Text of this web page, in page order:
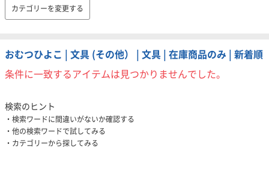
カテゴリーを変更する
おむつひよこ | 文具 (その他） | 文具 | 在庫商品のみ | 新着順
条件に一致するアイテムは見つかりませんでした。
検索のヒント
検索ワードに間違いがないか確認する
他の検索ワードで試してみる
カテゴリーから探してみる